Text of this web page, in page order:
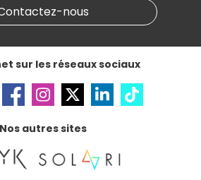
nous
sur les réseaux sociaux
Nos autres sites